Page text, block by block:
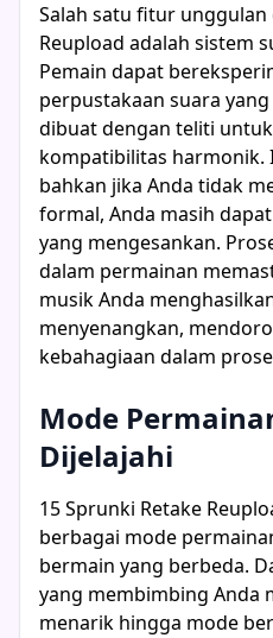
Salah satu fitur unggulan
Reupload adalah sistem
Pemain dapat
perpustakaan suara
dibuat dengan teliti
kompatibilitas harmonik.
bahkan jika Anda tidak
formal, Anda masih
yang mengesankan.
dalam permainan
musik Anda
menyenangkan,
kebahagiaan dalam
Mode
Dijelajahi
15 Sprunki Retake
berbagai mode
bermain yang berbeda.
yang membimbing Anda
menarik hingga mode